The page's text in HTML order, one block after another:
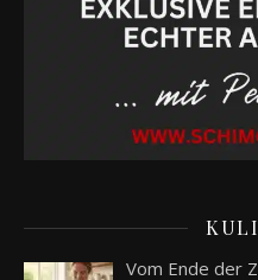
Vom Ende der